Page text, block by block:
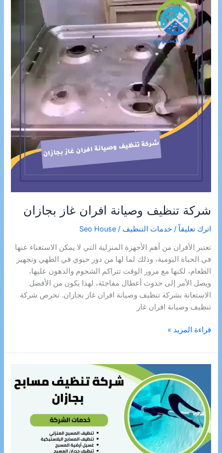
من
البلدية
شركة تنظيف وصيانة افران غاز بجازان
اترك تعليقاً /خدمات التنظيف /
Seo House
تعتبر الأفران من أهم الأجهزة المنزلية التي لا يمكن الاستغناء عنها
في الحياة اليومية، وذلك لما لها من دور حيوي في الطهي وتجهيز
الطعام، لكنها مع مرور الوقت تتراكم الشحوم والدهون عليها،
ويصل الأمر إلى حدوث أعطال مفاجئة، لهذا يكون من الأفضل
الاستعانة بشركة تنظيف وصيانة افران غاز بجازان. تحرص شركة
تنظيف وصيانة افران غاز
شركة
وصيانة
افران
بجازان
قراءة المزيد »